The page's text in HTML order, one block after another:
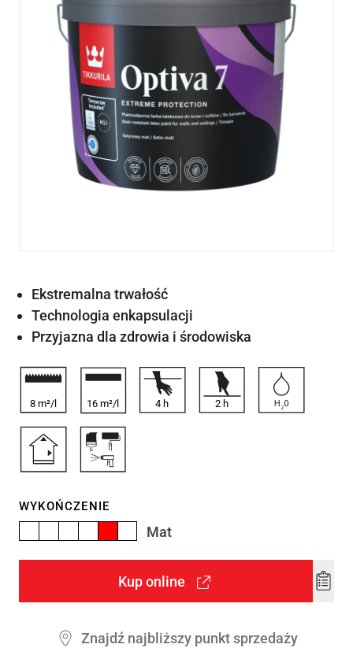
Ekstremalna trwałość
Technologia enkapsulacji
Przyjazna dla zdrowia i środowiska
8 m²/l 16 m²/l 4 h 2 h
WYKOŃCZENIE
Mat
Kup online
Add
Znajdź najbliższy punkt sprzedaży